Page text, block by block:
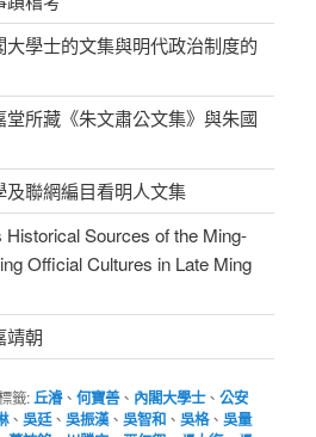
士的文集與明代政治制度的
所藏《朱文肅公文集》與朱國
聯網編目看明人文集
Sources of the Ming-
Official Cultures in Late Ming
朝
籤:丘濬、何寶善、 內閣大學士、公安
、吳廷、吳振漢、吳智和 、吳格、吳量